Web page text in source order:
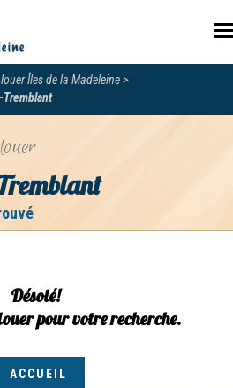
Îles de la Madeleine
Désolé!
pour votre recherche.
ACCUEIL